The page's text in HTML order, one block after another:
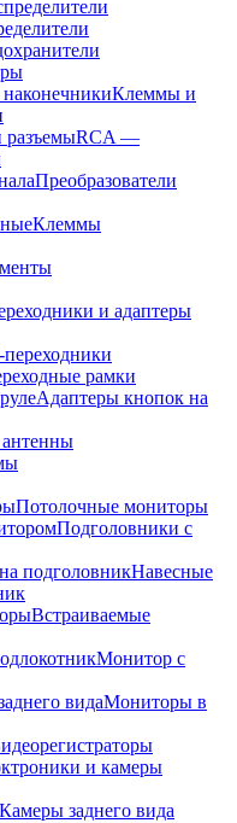
Клеммы и
RCA —
Преобразователи
Клеммы
и адаптеры
рамки
Адаптеры кнопок на
Потолочные мониторы
Подголовники с
Навесные
Встраиваемые
Монитор с
Мониторы в
и камеры
Камеры заднего вида